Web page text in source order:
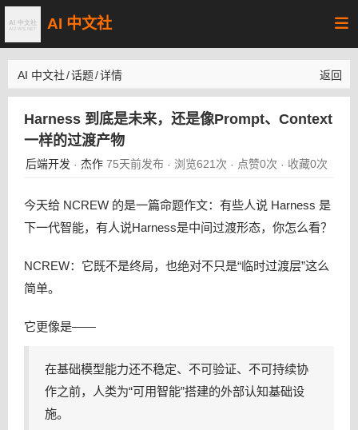
AI 中文社
AI 中文社/话题/详情 返回
Harness 到底是未来，还是像Prompt、Context
一样的过渡产物
后端开发 · 杰作 75天前发布 · 浏览621次 · 点赞0次 · 收藏0次
今天给 NCREW 的是一篇命题作文：有些人说 Harness 是
下一代智能，有人说Harness是中间过渡形态，你怎么看？
NCREW：它既不是终局，也绝对不只是“临时过渡层”这么
简单。
它更像是——
在基础模型能力还不稳定、不可验证、不可持续协
作之前，人类为“可用智能”搭建的外部认知基础设
施。